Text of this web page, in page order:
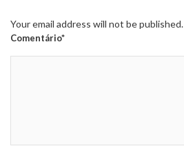
Your email address will not be published.
Comentário*